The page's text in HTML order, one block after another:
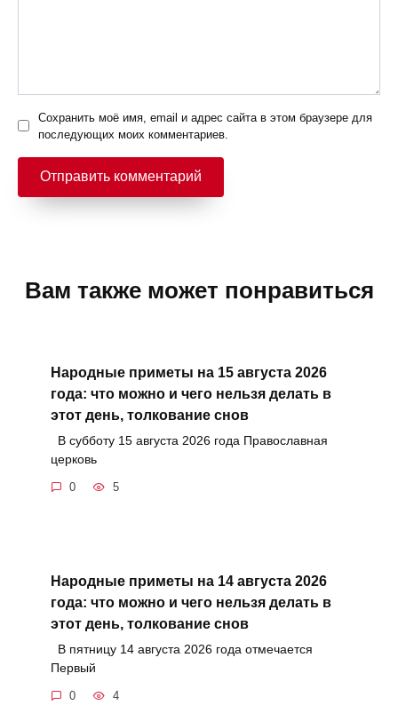
Сохранить моё имя, email и адрес сайта в этом браузере для
последующих моих комментариев.
Вам также может понравиться
Народные приметы на 15 августа 2026
года: что можно и чего нельзя делать в
этот день, толкование снов
В субботу 15 августа 2026 года Православная
церковь
0 5
Народные приметы на 14 августа 2026
года: что можно и чего нельзя делать в
этот день, толкование снов
В пятницу 14 августа 2026 года отмечается
Первый
0 4